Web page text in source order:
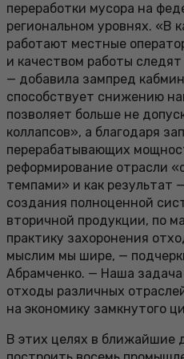
переработки мусора на
региональном уровнях. «В
работают местные
и качеством работы
— добавила зампред
способствует снижению
позволяет больше не
коллапсов», а благодаря
перерабатывающих
реформирование отрасли
темпами» и как результат
создания полноценной
вторичной продукции, по
практику захоронения
мыслим мы шире, —
Абрамченко. — Наша
отходы различных
на экономику замкнутого
В этих целях в ближайшие